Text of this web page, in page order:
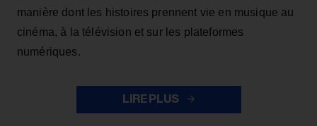
manière dont les histoires prennent vie en musique au
cinéma, à la télévision et sur les plateformes
numériques.
LIRE PLUS